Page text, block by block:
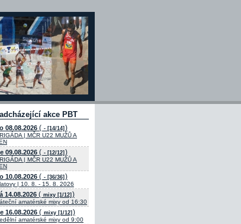
akce PBT
08.08.2026 ( - [14/14] )
| MČR U22 MUŽŮ A
09.08.2026 ( - [12/12] )
| MČR U22 MUŽŮ A
10.08.2026 ( - [36/36] )
| 10. 8. - 15. 8. 2026
14.08.2026 ( mixy [1/12] )
amatérské mixy od 16:30
16.08.2026 ( mixy [1/12] )
amatérské mixy od 9:00